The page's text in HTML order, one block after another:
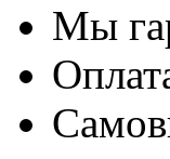
Мы